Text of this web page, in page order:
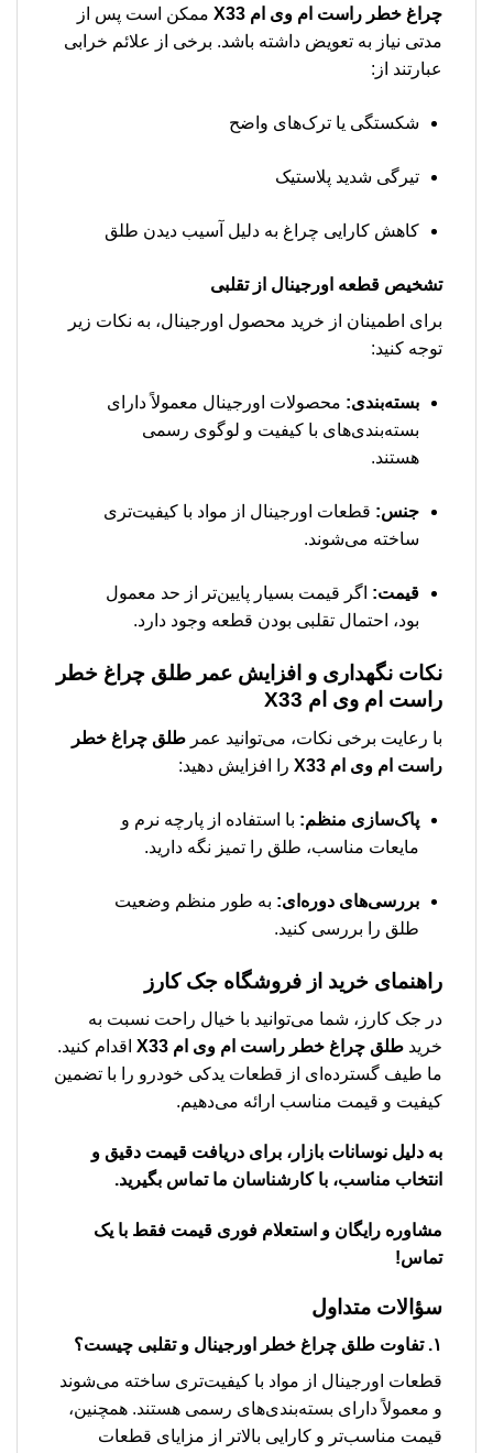
چراغ خطر راست ام وی ام X33
ممکن است پس از
مدتی نیاز به تعویض داشته باشد. برخی از علائم خرابی
عبارتند از:
شکستگی یا ترک‌های واضح
تیرگی شدید پلاستیک
کاهش کارایی چراغ به دلیل آسیب دیدن طلق
تشخیص قطعه اورجینال از تقلبی
برای اطمینان از خرید محصول اورجینال، به نکات زیر
توجه کنید:
بسته‌بندی: محصولات اورجینال معمولاً دارای
بسته‌بندی‌های با کیفیت و لوگوی رسمی
هستند.
جنس: قطعات اورجینال از مواد با کیفیت‌تری
ساخته می‌شوند.
قیمت: اگر قیمت بسیار پایین‌تر از حد معمول
بود، احتمال تقلبی بودن قطعه وجود دارد.
نکات نگهداری و افزایش عمر طلق چراغ خطر
راست ام وی ام X33
با رعایت برخی نکات، می‌توانید عمر طلق چراغ خطر
راست ام وی ام X33
را افزایش دهید:
پاک‌سازی منظم: با استفاده از پارچه نرم و
مایعات مناسب، طلق را تمیز نگه دارید.
بررسی‌های دوره‌ای: به طور منظم وضعیت
طلق را بررسی کنید.
راهنمای خرید از فروشگاه جک کارز
در جک کارز، شما می‌توانید با خیال راحت نسبت به
خرید طلق چراغ خطر راست ام وی ام X33
اقدام کنید.
ما طیف گسترده‌ای از قطعات یدکی خودرو را با تضمین
کیفیت و قیمت مناسب ارائه می‌دهیم.
به دلیل نوسانات بازار، برای دریافت قیمت دقیق و
انتخاب مناسب، با کارشناسان ما تماس بگیرید.
مشاوره رایگان و استعلام فوری قیمت فقط با یک
تماس!
سؤالات متداول
۱. تفاوت طلق چراغ خطر اورجینال و تقلبی چیست؟
قطعات اورجینال از مواد با کیفیت‌تری ساخته می‌شوند
و معمولاً دارای بسته‌بندی‌های رسمی هستند. همچنین،
قیمت مناسب‌تر و کارایی بالاتر از مزایای قطعات